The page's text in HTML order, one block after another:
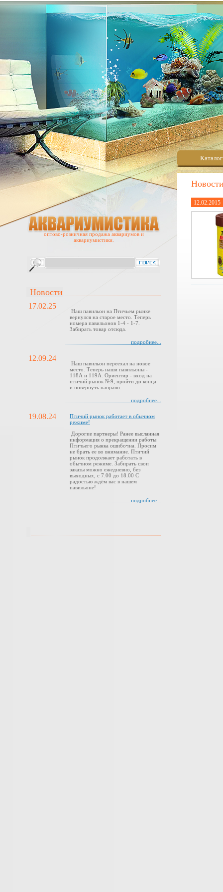
Каталог
12.02.2015
оптово-розничная продажа аквариумов и
аквариумистики.
Новости
17.02.25
Наш павильон на Птичьем рынке
вернулся на старое место. Теперь
номера павильонов 1-4 - 1-7.
Забирать товар отсюда.
подробнее...
12.09.24
Наш павильон переехал на новое
место. Теперь наши павильоны -
118А и 119А. Ориентир - вход на
птичий рынок №9, пройти до конца
и повернуть направо.
подробнее...
19.08.24
Птичий рынок работает в обычном
режиме!
Дорогие партнеры! Ранее высланная
информация о прекращении работы
Птичьего рынка ошибочна. Просим
не брать ее во внимание. Птичий
рынок продолжает работать в
обычном режиме. Забирать свои
заказы можно ежедневно, без
выходных, с 7.00 до 18.00 С
радостью ждём вас в нашем
павильоне!
подробнее...